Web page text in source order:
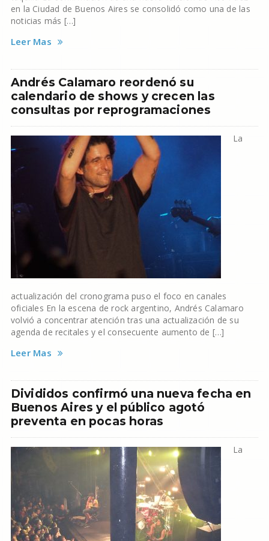
en la Ciudad de Buenos Aires se consolidó como una de las
noticias más […]
Leer Mas
Andrés Calamaro reordenó su
calendario de shows y crecen las
consultas por reprogramaciones
La
actualización del cronograma puso el foco en canales
oficiales En la escena de rock argentino, Andrés Calamaro
volvió a concentrar atención tras una actualización de su
agenda de recitales y el consecuente aumento de […]
Leer Mas
Divididos confirmó una nueva fecha en
Buenos Aires y el público agotó
preventa en pocas horas
La